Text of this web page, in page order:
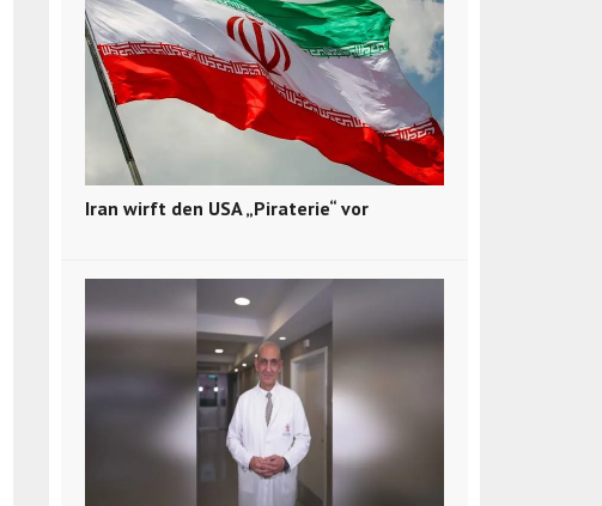
Iran wirft den USA „Piraterie“ vor